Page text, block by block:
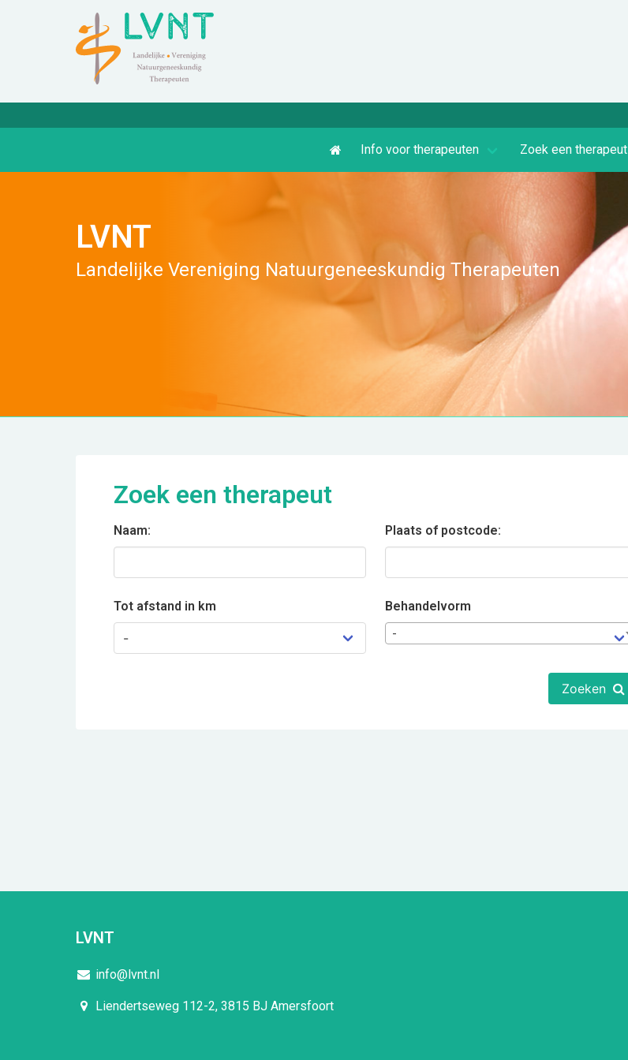
Info voor therapeuten Zoek een therapeut
LVNT
Landelijke Vereniging Natuurgeneeskundig Therapeuten
Zoek een therapeut
Naam: Plaats of postcode:
Tot afstand in km
Behandelvorm
-
Zoeken
LVNT
info@lvnt.nl
Liendertseweg 112-2, 3815 BJ Amersfoort